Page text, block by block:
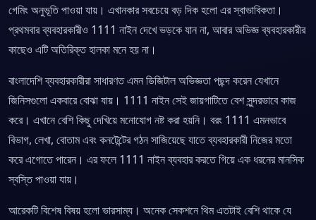
গেমিং অনুভূতি পাওয়া যায়। এখানকার সবচেয়ে বড় দিক হলো এর স্বাভাবিকতা।
প্রথমবার ব্যবহারকারীও 1111 নাইন দেখে ভড়কে যান না, আবার অভিজ্ঞ ব্যবহারকারীর
কাছেও এটি অতিরিক্ত হালকা মনে হয় না।
বাংলাদেশি ব্যবহারকারীরা সাধারণত এমন ডিজিটাল অভিজ্ঞতা পছন্দ করেন যেখানে
জিনিসগুলো একবারে বোঝা যায়। 1111 নাইন সেই জায়গাটিতে বেশ সুন্দরভাবে কাজ
করে। এখানে বেশি কিছু দেখিয়ে মনোযোগ নষ্ট করা হয়নি। বরং 1111 এমনভাবে
বিভাগ, লেখা, বোতাম এবং কনটেন্টের গঠন সাজিয়েছে যাতে ব্যবহারকারী নিজের মতো
করে এগোতে পারেন। এর ফলে 1111 নাইন ব্যবহার করতে গিয়ে এক ধরনের মানসিক
স্বস্তি পাওয়া যায়।
আরেকটি বিশেষ বিষয় হলো ভারসাম্য। অনেক সেকশনে থিম এতটাই বেশি থাকে যে